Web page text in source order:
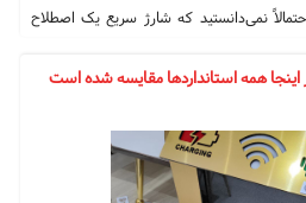
نمی‌دانستید که شارژ سریع یک اصطلاح
سریع، کارهایی که انجام می دهد و چرایی
همه استانداردها مقایسه شده است